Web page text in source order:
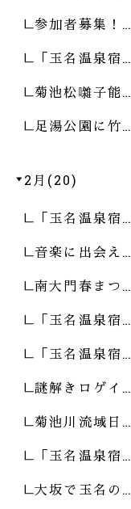
参加者募集！…
「玉名温泉宿…
菊池松囃子能…
足湯公園に竹…
2月(20)
「玉名温泉宿…
音楽に出会え…
南大門春まつ…
「玉名温泉宿…
「玉名温泉宿…
謎解きロゲイ…
菊池川流域日…
「玉名温泉宿…
大坂で玉名の…